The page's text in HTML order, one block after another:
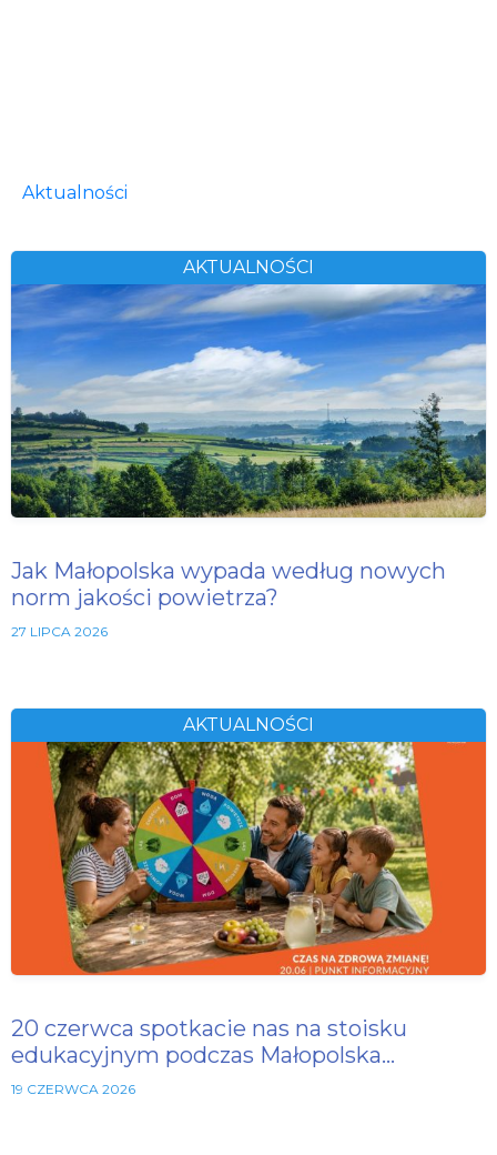
Aktualności
AKTUALNOŚCI
Jak Małopolska wypada według nowych
norm jakości powietrza?
27 LIPCA 2026
AKTUALNOŚCI
20 czerwca spotkacie nas na stoisku
edukacyjnym podczas Małopolska…
19 CZERWCA 2026